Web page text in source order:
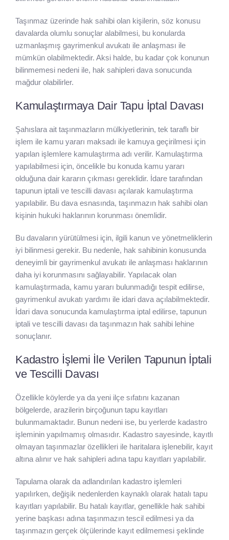
Taşınmaz üzerinde hak sahibi olan kişilerin, söz konusu
davalarda olumlu sonuçlar alabilmesi, bu konularda
uzmanlaşmış gayrimenkul avukatı ile anlaşması ile
mümkün olabilmektedir. Aksi halde, bu kadar çok konunun
bilinmemesi nedeni ile, hak sahipleri dava sonucunda
mağdur olabilirler.
Kamulaştırmaya Dair Tapu İptal Davası
Şahıslara ait taşınmazların mülkiyetlerinin, tek taraflı bir
işlem ile kamu yararı maksadı ile kamuya geçirilmesi için
yapılan işlemlere kamulaştırma adı verilir. Kamulaştırma
yapılabilmesi için, öncelikle bu konuda kamu yararı
olduğuna dair kararın çıkması gereklidir. İdare tarafından
tapunun iptali ve tescilli davası açılarak kamulaştırma
yapılabilir. Bu dava esnasında, taşınmazın hak sahibi olan
kişinin hukuki haklarının korunması önemlidir.
Bu davaların yürütülmesi için, ilgili kanun ve yönetmeliklerin
iyi bilinmesi gerekir. Bu nedenle, hak sahibinin konusunda
deneyimli bir gayrimenkul avukatı ile anlaşması haklarının
daha iyi korunmasını sağlayabilir. Yapılacak olan
kamulaştırmada, kamu yararı bulunmadığı tespit edilirse,
gayrimenkul avukatı yardımı ile idari dava açılabilmektedir.
İdari dava sonucunda kamulaştırma iptal edilirse, tapunun
iptali ve tescilli davası da taşınmazın hak sahibi lehine
sonuçlanır.
Kadastro İşlemi İle Verilen Tapunun İptali
ve Tescilli Davası
Özellikle köylerde ya da yeni ilçe sıfatını kazanan
bölgelerde, arazilerin birçoğunun tapu kayıtları
bulunmamaktadır. Bunun nedeni ise, bu yerlerde kadastro
işleminin yapılmamış olmasıdır. Kadastro sayesinde, kayıtlı
olmayan taşınmazlar özellikleri ile haritalara işlenebilir, kayıt
altına alınır ve hak sahipleri adına tapu kayıtları yapılabilir.
Tapulama olarak da adlandırılan kadastro işlemleri
yapılırken, değişik nedenlerden kaynaklı olarak hatalı tapu
kayıtları yapılabilir. Bu hatalı kayıtlar, genellikle hak sahibi
yerine başkası adına taşınmazın tescil edilmesi ya da
taşınmazın gerçek ölçülerinde kayıt edilmemesi şeklinde